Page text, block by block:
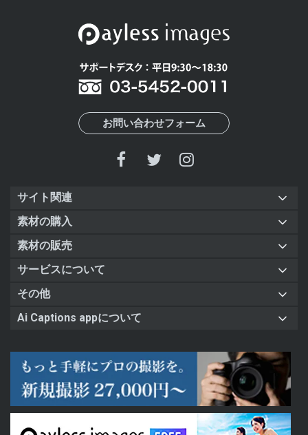
お問い合わせフォーム
サイト関連
素材の購入
素材の販売
サービスについて
その他
Ai Captions appについて